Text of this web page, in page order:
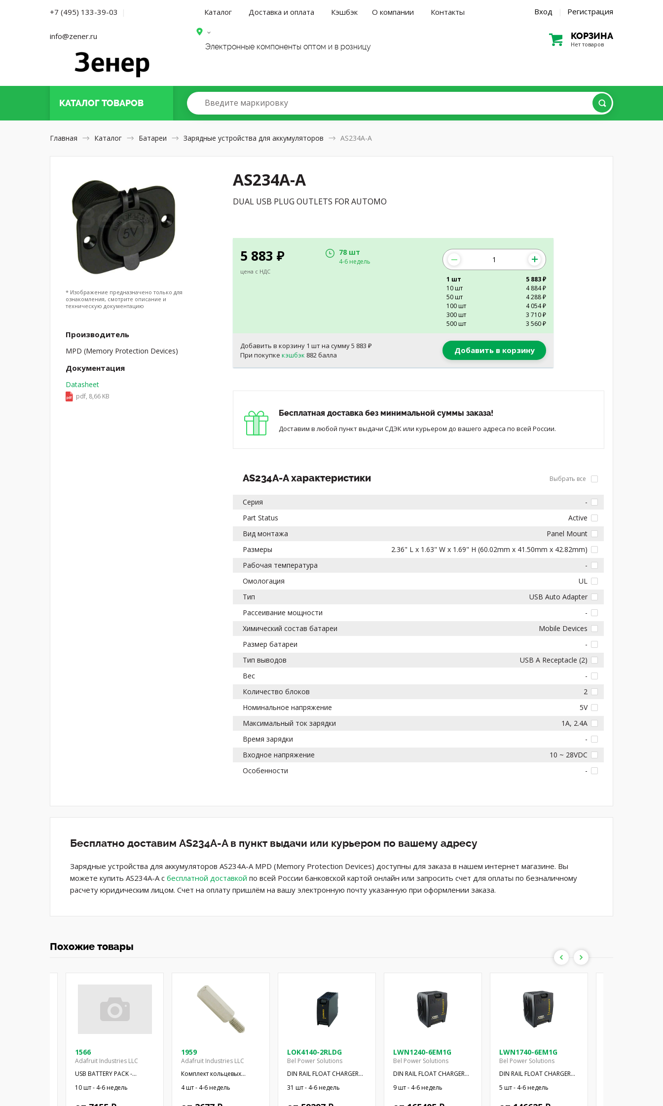
+7 (495) 133-39-03 |
info@zener.ru
Каталог Доставка и оплата Кэшбэк О компании Контакты Вход | Регистрация
Электронные компоненты оптом и в розницу
КОРЗИНА
Нет товаров
КАТАЛОГТОВАРОВ Введите маркировку
Главная Каталог Батареи Зарядные устройства для аккумуляторов AS234A-A
AS234A-A
DUAL USB PLUG OUTLETS FOR AUTOMO
5 883 ₽
цена с НДС
78 шт
4-6 недель
1 шт
5 883 ₽
10 шт
4 884 ₽
50 шт
4 288 ₽
100 шт
4 054 ₽
300 шт
3 710 ₽
500 шт
3 560 ₽
Добавить в корзину 1 шт на сумму5 883 ₽
При покупкекэшбэк 882 балла Добавить в корзину
Бесплатная доставка без минимальной суммы заказа!
Доставим в любой пункт выдачи СДЭК или курьером до вашего адреса по всей России.
AS234A-A характеристики Выбрать все
Серия
-
Part Status
Active
Вид монтажа
Panel Mount
Размеры
2.36" L x 1.63" W x 1.69" H (60.02mm x 41.50mm x 42.82mm)
Рабочая температура
-
Омологация
UL
Тип
USB Auto Adapter
Рассеивание мощности
-
Химический состав батареи
Mobile Devices
Размер батареи
-
Тип выводов
USB A Receptacle (2)
Вес
-
Количество блоков
2
Номинальное напряжение
5V
Максимальный ток зарядки
1A, 2.4A
Время зарядки
-
Входное напряжение
10 ~ 28VDC
Особенности
-
* Изображение предназначено только для
ознакомления, смотрите описание и
техническую документацию
Производитель
MPD (Memory Protection Devices)
Документация
Datasheet
pdf, 8,66 KB
Бесплатно доставим AS234A-A в пункт выдачи или курьером по вашему адресу
Зарядные устройства для аккумуляторов AS234A-A MPD (Memory Protection Devices) доступны для заказа в нашем интернет магазине. Вы
можете купить AS234A-A с бесплатной доставкой по всей России банковской картой онлайн или запросить счет для оплаты по безналичному
расчету юридическим лицом. Счет на оплату пришлём на вашу электронную почту указанную при оформлении заказа.
Похожие товары
1566
Adafruit Industries LLC
USB BATTERY PACK -
10000MAH - 2
10 шт - 4-6 недель
1959
Adafruit Industries LLC
Комплект кольцевых
отверстий; 9шт.
4 шт - 4-6 недель
LOK4140-2RLDG
Bel Power Solutions
DIN RAIL FLOAT CHARGER
50W 12V
31 шт - 4-6 недель
LWN1240-6EM1G
Bel Power Solutions
DIN RAIL FLOAT CHARGER
250W 24V
9 шт - 4-6 недель
LWN1740-6EM1G
Bel Power Solutions
DIN RAIL FLOAT CHARGER
250W 48V
5 шт - 4-6 недель